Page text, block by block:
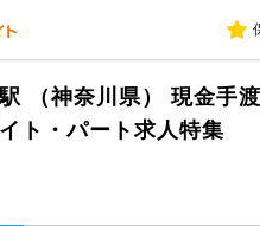
（神奈川県） 現金手
ト・パート求人特集